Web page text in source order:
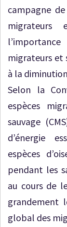
campagne
migrateurs
migrateurs et
à la
Selon la
espèces
sauvage
d’énergie
espèces
pendant les
au cours de
grandement
global des